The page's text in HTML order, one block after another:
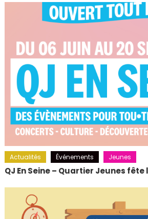
Actualités Événements Jeunes
QJ En Seine – Quartier Jeunes fête